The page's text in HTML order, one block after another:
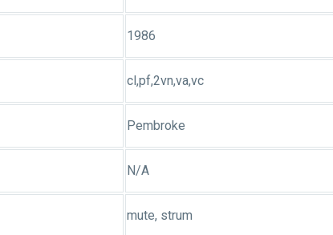
1986
cl,pf,2vn,va,vc
Pembroke
N/A
mute, strum